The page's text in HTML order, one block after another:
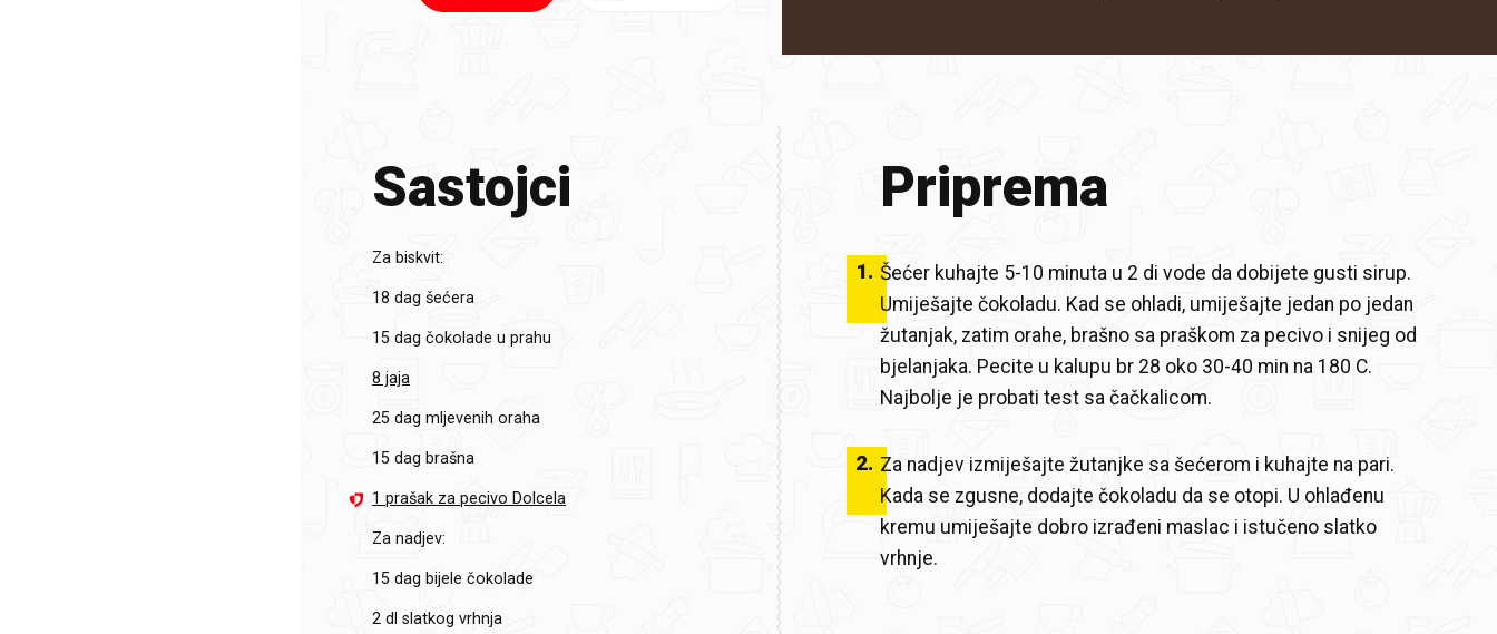
Sastojci
Za biskvit:
18 dag šećera
15 dag čokolade u prahu
8 jaja
25 dag mljevenih oraha
15 dag brašna
1 prašak za pecivo Dolcela
Za nadjev:
15 dag bijele čokolade
2 dl slatkog vrhnja
Priprema
1. Šećer kuhajte 5-10 minuta u 2 di vode da dobijete gusti sirup.
Umiješajte čokoladu. Kad se ohladi, umiješajte jedan po jedan
žutanjak, zatim orahe, brašno sa praškom za pecivo i snijeg od
bjelanjaka. Pecite u kalupu br 28 oko 30-40 min na 180 C.
Najbolje je probati test sa čačkalicom.
2. Za nadjev izmiješajte žutanjke sa šećerom i kuhajte na pari.
Kada se zgusne, dodajte čokoladu da se otopi. U ohlađenu
kremu umiješajte dobro izrađeni maslac i istučeno slatko
vrhnje.